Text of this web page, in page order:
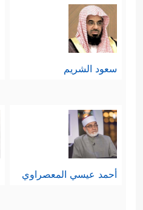
سعود الشريم
أحمد عيسي المعصراوي